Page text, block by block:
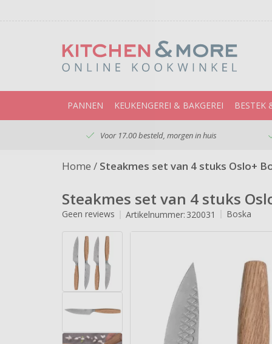
PANNEN KEUKENGEREI & BAKGEREI BESTEK
Voor 17.00 besteld, morgen in huis
Home / Steakmes set van 4 stuks Oslo+
Steakmes set van 4 stuks
Geen reviews Artikelnummer: 320031 Boska